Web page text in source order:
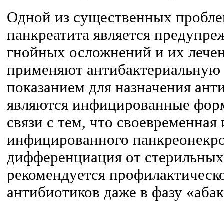
Одной из существенных
панкреатита является
гнойных осложнений и их
применяют
показанием для назначения
являются инфицированные
связи с тем, что
инфицированного
дифференциация от
рекомендуется
антибиотиков даже в фазу